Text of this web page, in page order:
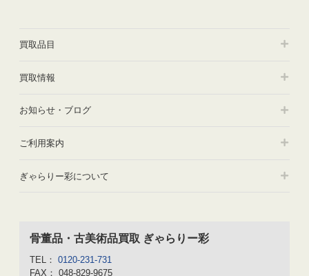
買取品目
買取情報
お知らせ・ブログ
ご利用案内
ぎゃらりー彩について
骨董品・古美術品買取 ぎゃらりー彩
TEL： 0120-231-731
FAX： 048-829-9675